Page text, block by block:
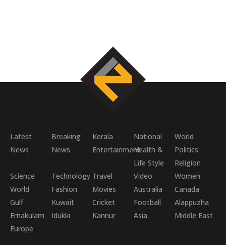
Latest
News
Breaking
News
Kerala National
World
EntertainmentHealth &
Life Style
Politics
Religion
Science
World
Technology Travel Video
Women
Fashion
Movies Australia
Canada
Gulf
Kuwait Cricket Football
Alappuzha
Ernakulam
Idukki Kannur Asia
Middle East
Europe